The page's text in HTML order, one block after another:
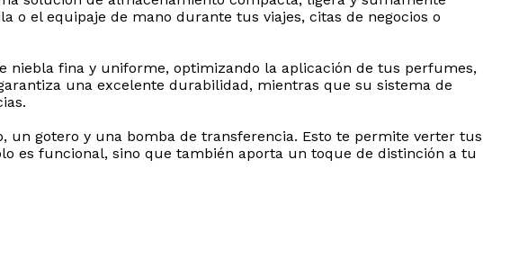
o el equipaje de mano durante tus viajes, citas de negocios o
fina y uniforme, optimizando la aplicación de tus perfumes,
una excelente durabilidad, mientras que su sistema de
un gotero y una bomba de transferencia. Esto te permite verter tus
es funcional, sino que también aporta un toque de distinción a tu